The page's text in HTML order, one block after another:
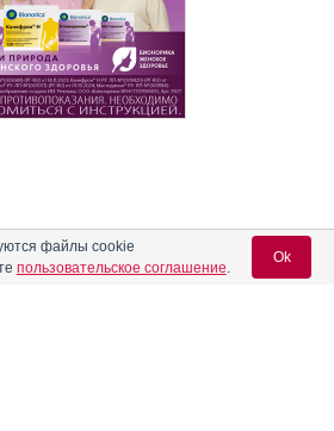
файлы cookie
пользовательское соглашение.
Ok